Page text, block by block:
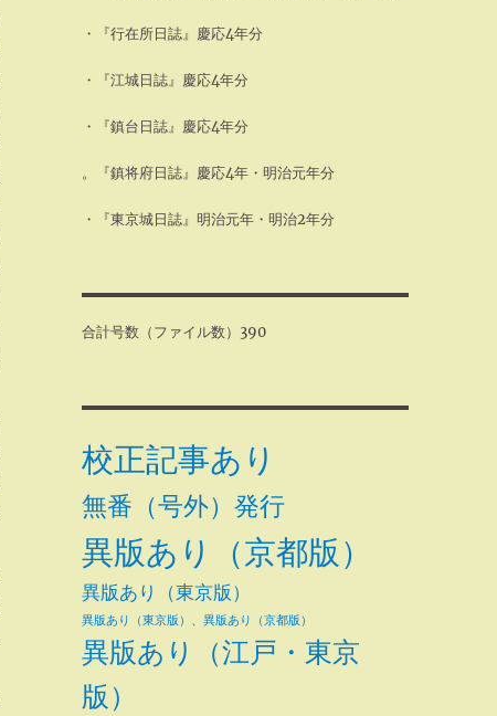
・『行在所日誌』慶応4年分
・『江城日誌』慶応4年分
・『鎮台日誌』慶応4年分
。『鎮将府日誌』慶応4年・明治元年分
・『東京城日誌』明治元年・明治2年分
合計号数（ファイル数）390
校正記事あり
無番（号外）発行
異版あり（京都版）
異版あり（東京版）
異版あり（東京版）、異版あり（京都版）
異版あり（江戸・東京
版）